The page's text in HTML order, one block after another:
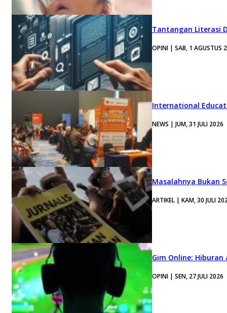
Tantangan Literasi
OPINI | SAB, 1 AGUSTUS
International
NEWS | JUM, 31 JULI 2026
Masalahnya Bukan
ARTIKEL | KAM, 30 JULI
Gim Online:
OPINI | SEN, 27 JULI 2026